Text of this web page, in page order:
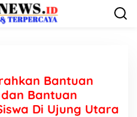
Bantuan
Bantuan
Di Ujung Utara